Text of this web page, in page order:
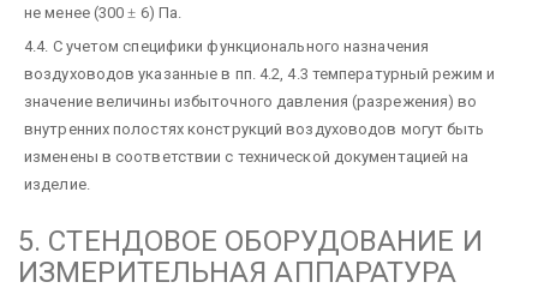
не менее (300± 6) Па.
4.4. С учетом специфики функционального назначения
воздуховодов указанные в пп. 4.2, 4.3 температурный режим и
значение величины избыточного давления (разрежения) во
внутренних полостях конструкций воздуховодов могут быть
изменены в соответствии с технической документацией на
изделие.
5. СТЕНДОВОЕ ОБОРУДОВАНИЕ И
ИЗМЕРИТЕЛЬНАЯ АППАРАТУРА